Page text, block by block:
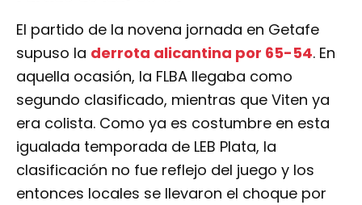
El partido de la novena jornada en Getafe
supuso la derrota alicantina por 65-54. En
aquella ocasión, la FLBA llegaba como
segundo clasificado, mientras que Viten ya
era colista. Como ya es costumbre en esta
igualada temporada de LEB Plata, la
clasificación no fue reflejo del juego y los
entonces locales se llevaron el choque por